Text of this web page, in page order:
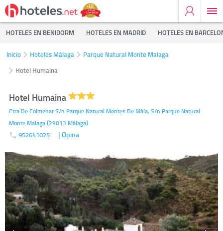
HOTELES EN BENIDORM HOTELES EN MADRID HOTELES EN
Inicio Hoteles Málaga
Parque Natural Monte Malaga
Hotel Humaina
Hotel Humaina
Ctra De Colmenar S/n Parque Natural Montes De Mála, S/n Parque Natural
Monte Malaga(29013 Málaga)
952641025 | Opina